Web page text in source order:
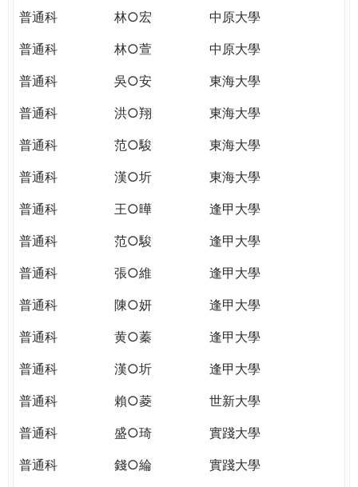
普通科
林○宏
中原大學
普通科
林○萱
中原大學
普通科
吳○安
東海大學
普通科
洪○翔
東海大學
普通科
范○駿
東海大學
普通科
漢○圻
東海大學
普通科
王○曄
逢甲大學
普通科
范○駿
逢甲大學
普通科
張○維
逢甲大學
普通科
陳○妍
逢甲大學
普通科
黄○蓁
逢甲大學
普通科
漢○圻
逢甲大學
普通科
賴○菱
世新大學
普通科
盛○琦
實踐大學
普通科
錢○綸
實踐大學